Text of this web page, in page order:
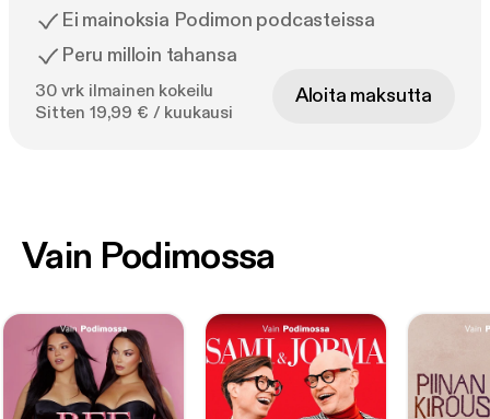
Ei mainoksia Podimon podcasteissa
Peru milloin tahansa
30 vrk ilmainen kokeilu
Sitten 19,99 € / kuukausi
Aloita maksutta
Vain Podimossa